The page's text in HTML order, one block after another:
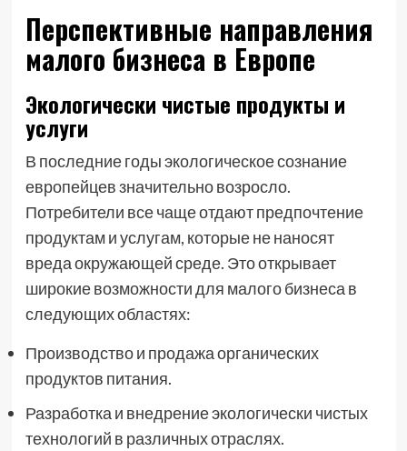
Перспективные направления
малого бизнеса в Европе
Экологически чистые продукты и
услуги
В последние годы экологическое сознание
европейцев значительно возросло.
Потребители все чаще отдают предпочтение
продуктам и услугам, которые не наносят
вреда окружающей среде. Это открывает
широкие возможности для малого бизнеса в
следующих областях:
Производство и продажа органических
продуктов питания.
Разработка и внедрение экологически чистых
технологий в различных отраслях.